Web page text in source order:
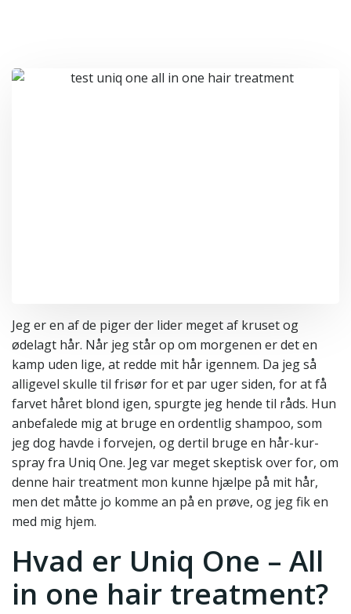
Jeg er en af de piger der lider meget af kruset og
ødelagt hår. Når jeg står op om morgenen er det en
kamp uden lige, at redde mit hår igennem. Da jeg så
alligevel skulle til frisør for et par uger siden, for at få
farvet håret blond igen, spurgte jeg hende til råds. Hun
anbefalede mig at bruge en ordentlig shampoo, som
jeg dog havde i forvejen, og dertil bruge en hår-kur-
spray fra Uniq One. Jeg var meget skeptisk over for, om
denne hair treatment mon kunne hjælpe på mit hår,
men det måtte jo komme an på en prøve, og jeg fik en
med mig hjem.
Hvad er Uniq One – All
in one hair treatment?